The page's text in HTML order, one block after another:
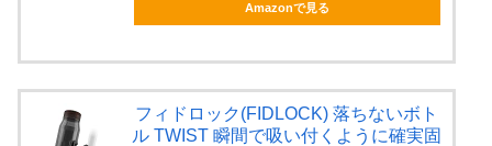
Amazonで見る
フィドロック(FIDLOCK) 落ちないボト
ル TWIST 瞬間で吸い付くように確実固